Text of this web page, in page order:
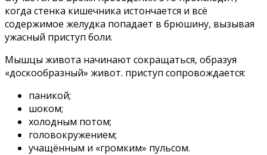
когда стенка кишечника истончается и всё
содержимое желудка попадает в брюшину, вызывая
ужасный приступ боли.
Мышцы живота начинают сокращаться, образуя
«доскообразный» живот. приступ сопровождается:
паникой;
шоком;
холодным потом;
головокружением;
учащённым и «громким» пульсом.